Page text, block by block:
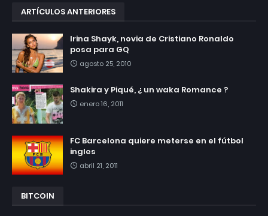
ARTÍCULOS ANTERIORES
Irina Shayk, novia de Cristiano Ronaldo
posa para GQ
agosto 25, 2010
Shakira y Piqué, ¿ un waka Romance ?
enero 16, 2011
FC Barcelona quiere meterse en el fútbol
ingles
abril 21, 2011
BITCOIN